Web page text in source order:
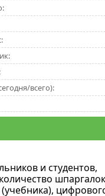
всего):
и студентов,